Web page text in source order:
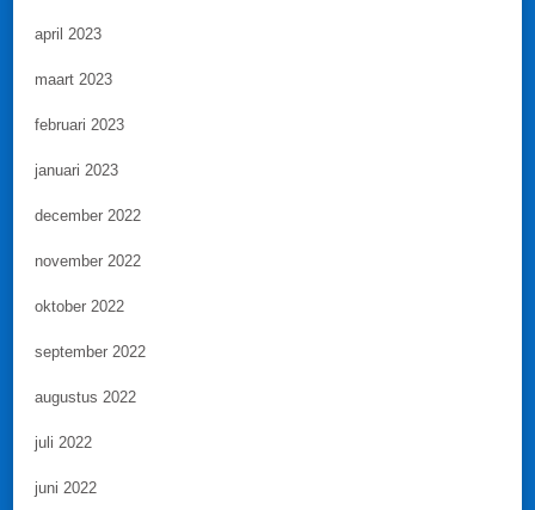
april 2023
maart 2023
februari 2023
januari 2023
december 2022
november 2022
oktober 2022
september 2022
augustus 2022
juli 2022
juni 2022